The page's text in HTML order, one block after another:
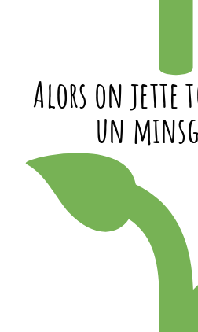
Alors on jette
un